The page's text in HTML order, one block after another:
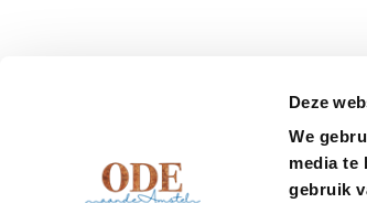
Deze
We
media te
gebruik